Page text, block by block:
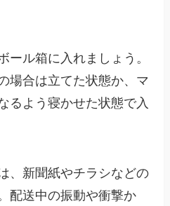
ール箱に入れましょう。
場合は立てた状態か、マ
るよう寝かせた状態で入
、新聞紙やチラシなどの
配送中の振動や衝撃か